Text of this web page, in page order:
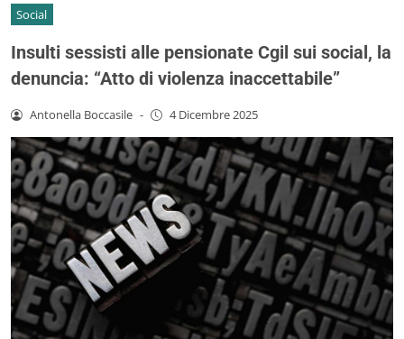
Social
Insulti sessisti alle pensionate Cgil sui social, la
denuncia: “Atto di violenza inaccettabile”
Antonella Boccasile - 4 Dicembre 2025